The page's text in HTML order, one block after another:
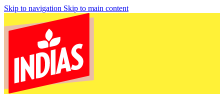
Skip to navigation Skip to main content